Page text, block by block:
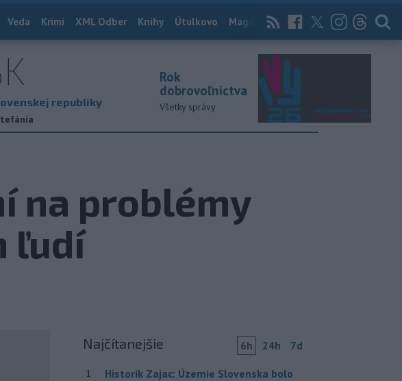
Veda Krimi XML Odber Knihy Útulkovo Magazín News Now Archív
republiky
Rok
dobrovoľníctva
Všetky správy
na problémy
ľudí
Najčítanejšie 6h 24h 7d
1
Historik Zajac: Územie Slovenska bolo